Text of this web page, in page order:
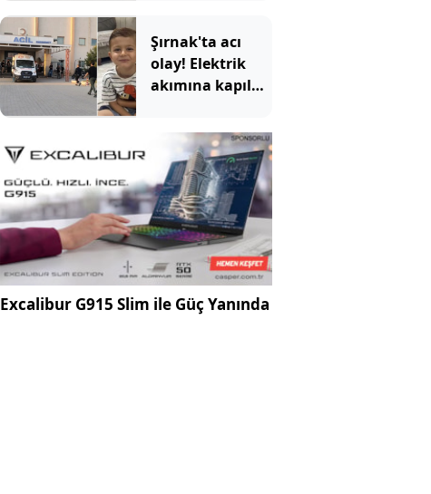
Şırnak'ta acı
olay! Elektrik
akımına kapılan
çocuk öldü
Excalibur G915 Slim ile Güç Yanında